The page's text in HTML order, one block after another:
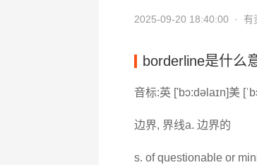
2025-09-20 18:40:00 · 有
borderline是什么
音标:英 ['bɔ:dəlaɪn]美
边界, 界线a. 边界的
s. of questionable or